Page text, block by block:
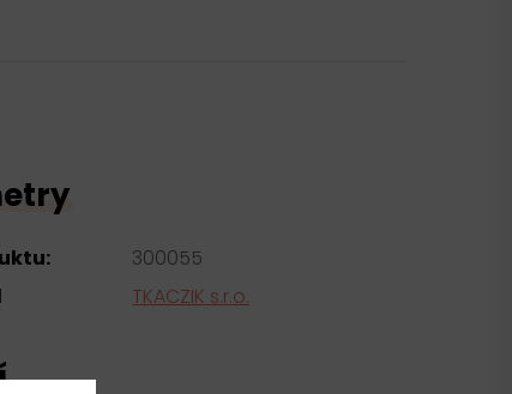
300055
TKACZIK s.r.o.